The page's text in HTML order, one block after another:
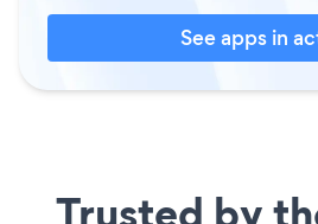
See apps in